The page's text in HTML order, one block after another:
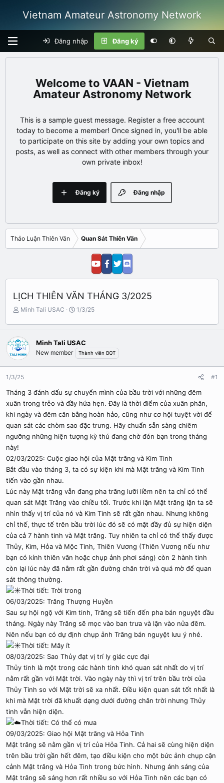
Vietnam Amateur Astronomy Network
Đăng nhập Đăng ký
VAAN - Vietnam
Amateur Astronomy Network
This is a sample guest message. Register a free account
today to become a member! Once signed in, you'll be able
to participate on this site by adding your own topics and
posts, as well as connect with other members through your
own private inbox!
Đăng nhập
Đăng ký
Thảo Luận Thiên Văn Quan Sát Thiên Văn
LỊCH THIÊN VĂN THÁNG 3/2025
N
ư
ờ
i
k
i
t
o
Minh Tali USAC
N
à
b
ắ
u
1/3/25
Minh Tali USAC
New member Thành viên BQT
1/3/25 #1
Tháng 3 đánh dấu sự chuyển mình của bầu trời với những đêm
xuân trong trẻo và đầy hứa hẹn. Đây là thời điểm của xuân phân,
khi ngày và đêm cân bằng hoàn hảo, cũng như cơ hội tuyệt vời để
quan sát các chòm sao đặc trưng. Hãy chuẩn sẵn sàng chiêm
ngưỡng những hiện tượng kỳ thú đang chờ đón bạn trong tháng
này!
02/03/2025: Cuộc giao hội của Mặt trăng và Kim Tinh
Bắt đầu vào tháng 3, ta có sự kiện khi mà Mặt trăng và Kim Tinh
tiến vào gần nhau.
Lúc này Mặt trăng vẫn đang pha trăng lưỡi liềm nên ta chỉ có thể
quan sát Mặt Trăng vào chiều tối. Trước khi lặn Mặt trăng lặn ta sẽ
nhìn thấy vị trí của nó và Kim Tinh sẽ rất gần nhau. Nhưng không
chỉ thế, thực tế trên bầu trời lúc đó sẽ có mặt đầy đủ sự hiện diện
của cả 7 hành tinh và Mặt trăng. Tuy nhiên ta chỉ có thể thấy được
Thủy, Kim, Hỏa và Mộc Tinh, Thiên Vương (Thiên Vương nếu như
bạn có kính thiên văn hoặc chụp ảnh phơi sáng) còn 2 hành tinh
còn lại lúc này đã nằm rất gần đường chân trời và quá mờ để quan
sát thông thường.
Thời tiết: Trời trong
06/03/2025: Trăng Thượng Huyền
Sau sự hội ngộ với Kim tinh, Trăng sẽ tiến đến pha bán nguyệt đầu
tháng. Ngày này Trăng sẽ mọc vào ban trưa và lặn vào nửa đêm.
Nên nếu bạn có dự định chụp ảnh Trăng bán nguyệt lưu ý nhé.
Thời tiết: Mây ít
08/03/2025: Sao Thủy đạt vị trí ly giác cực đại
Thủy tinh là một trong các hành tinh khó quan sát nhất do vị trí
nằm rất gần với Mặt trời. Vào ngày này thì vị trí trên bầu trời của
Thủy Tinh so với Mặt trời sẽ xa nhất. Điều kiện quan sát tốt nhất là
khi mà Mặt trời đã khuất dạng dưới đường chân trời nhưng Thủy
tinh vẫn hiện diện.
Thời tiết: Có thể có mưa
09/03/2025: Giao hội Mặt trăng và Hỏa Tinh
Mặt trăng sẽ nằm gần vị trí của Hỏa Tinh. Cả hai sẽ cùng hiện diện
trên bầu trời gần hết đêm, tạo điều kiện cho một bức ảnh chụp cận
cảnh Mặt trăng và Hỏa Tinh trong bức hình. Nhưng ánh sáng của
Mặt trăng sẽ sáng hơn rất nhiều so với Hỏa Tinh nên các bạn có